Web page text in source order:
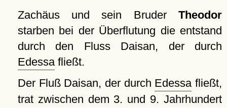
Zachäus und sein Bruder Theodor
starben bei der Überflutung die entstand
durch den Fluss Daisan, der durch
Edessafließt.
Der Fluß Daisan, der durch Edessafließt,
trat zwischen dem 3. und 9. Jahrhundert